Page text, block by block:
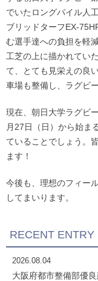
でいたロングパイル人
ブリッドターフEX-
む選手達への負担を軽
工芝の上に描かれてい
て、とても見栄えの良
車場も整備し、ラグビ
現在、朝日大学ラグビ
月27日（日）から始ま
ていることでしょう。
ます！
今後も、理想のフィー
してまいります。
RECENT ENTRY
2026.08.04
大阪府都市整備部優